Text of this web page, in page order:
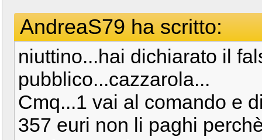
AndreaS79 ha scritto:
niuttino...hai dichiarato il
pubblico...cazzarola...
Cmq...1 vai al comando e
357 euri non li paghi